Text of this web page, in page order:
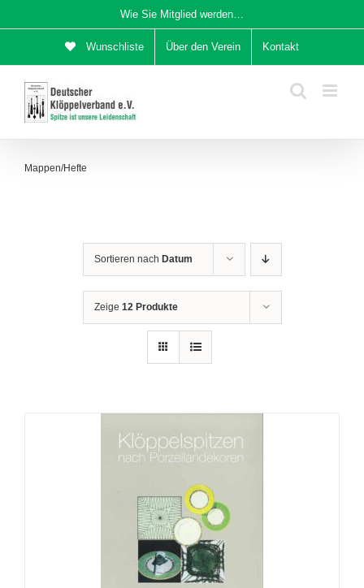
Inhalt
Wie Sie Mitglied werden…
Wunschliste Über den Verein Kontakt
Mappen/Hefte
Sortieren nach Datum
Zeige 12 Produkte